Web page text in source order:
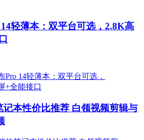
轻薄本：双平台可选，2.8K高
记本性价比推荐 白领视频剪辑与